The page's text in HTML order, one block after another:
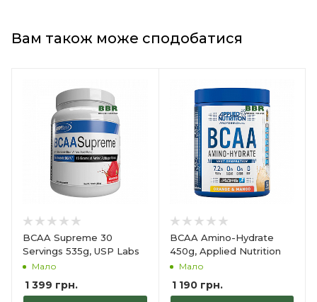
Вам також може сподобатися
BCAA Supreme 30
Servings 535g, USP Labs
Мало
1 399 грн.
BCAA Amino-Hydrate
450g, Applied Nutrition
Мало
1 190грн.